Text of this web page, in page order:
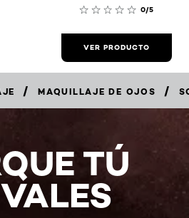
0/5
VER PRODUCTO
/ MAQUILLAJE DE OJOS /
TÚ